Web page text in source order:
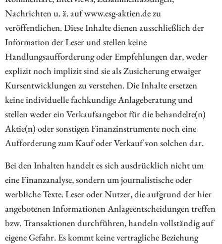
Nachrichten u. ä. auf www.esg-aktien.de zu
veröffentlichen. Diese Inhalte dienen ausschließlich der
Information der Leser und stellen keine
Handlungsaufforderung oder Empfehlungen dar, weder
explizit noch implizit sind sie als Zusicherung etwaiger
Kursentwicklungen zu verstehen. Die Inhalte ersetzen
keine individuelle fachkundige Anlageberatung und
stellen weder ein Verkaufsangebot für die behandelte(n)
Aktie(n) oder sonstigen Finanzinstrumente noch eine
Aufforderung zum Kauf oder Verkauf von solchen dar.
Bei den Inhalten handelt es sich ausdrücklich nicht um
eine Finanzanalyse, sondern um journalistische oder
werbliche Texte. Leser oder Nutzer, die aufgrund der hier
angebotenen Informationen Anlageentscheidungen treffen
bzw. Transaktionen durchführen, handeln vollständig auf
eigene Gefahr. Es kommt keine vertragliche Beziehung